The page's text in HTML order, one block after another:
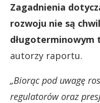
Zagadnienia
rozwoju nie są
długoterminowym
autorzy raportu.
„Biorąc pod uwagę
regulatorów oraz